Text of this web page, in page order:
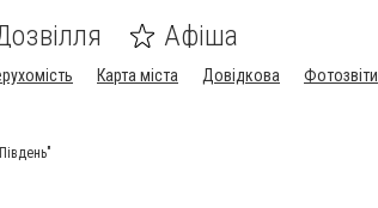
Афіша
Карта міста Довідкова Фотозвіти